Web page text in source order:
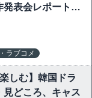
発表会レポート、
ラブコメ
しむ】韓国ドラ
見どころ、キャス